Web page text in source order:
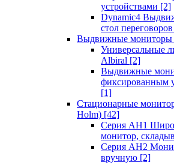
устройствами [2]
Dynamic4
стол переговоров
Выдвижные мониторы
Универсальные
Albiral [2]
Выдвижные
фиксированным
[1]
Стационарные
Holm) [42]
Серия AH1
монитор,
Серия AH2
вручную [2]